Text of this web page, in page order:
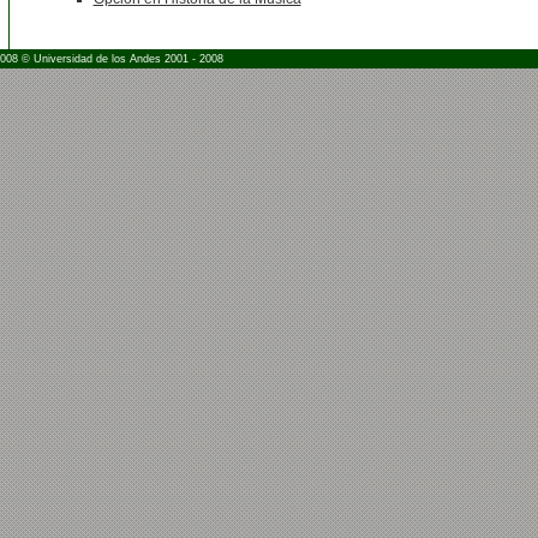
© Universidad de los Andes 2001 - 2008